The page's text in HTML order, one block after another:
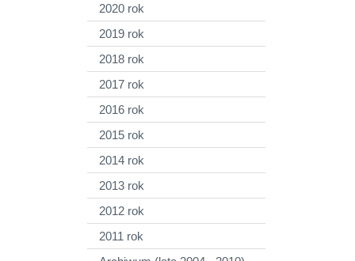
2020 rok
2019 rok
2018 rok
2017 rok
2016 rok
2015 rok
2014 rok
2013 rok
2012 rok
2011 rok